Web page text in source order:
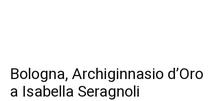
Bologna, Archiginnasio d’Oro
a Isabella Seragnoli